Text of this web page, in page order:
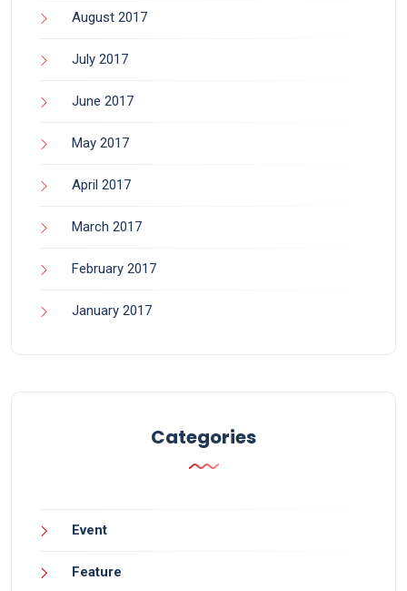
August 2017
July 2017
June 2017
May 2017
April 2017
March 2017
February 2017
January 2017
Categories
Event
Feature